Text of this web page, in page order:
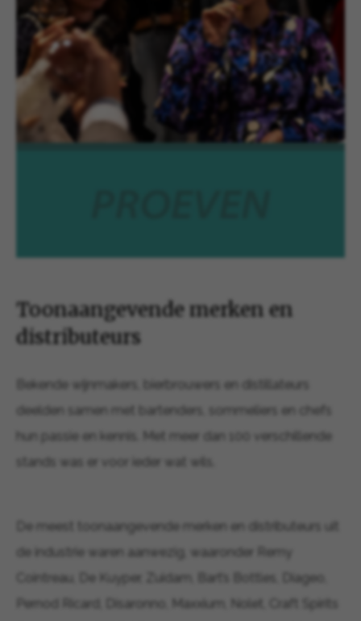
Toonaangevende merken en
distributeurs
Bekende wijnmakers, bierbrouwers en distillateurs
deelden samen met bartenders, sommeliers en chefs
hun passie en kennis. Met meer dan 100 verschillende
stands was er voor ieder wat wils.
De meest toonaangevende merken en distributeurs uit
de industrie waren aanwezig, waaronder Remy
Cointreau, De Kuyper, Zuidam, Bart’s Bottles, Diageo,
Pernod Ricard, Disaronno, Maxxium, Nolet, Craft Spirits